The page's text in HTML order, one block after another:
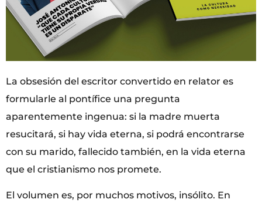
La obsesión del escritor convertido en relator es
formularle al pontífice una pregunta
aparentemente ingenua: si la madre muerta
resucitará, si hay vida eterna, si podrá encontrarse
con su marido, fallecido también, en la vida eterna
que el cristianismo nos promete.
El volumen es, por muchos motivos, insólito. En